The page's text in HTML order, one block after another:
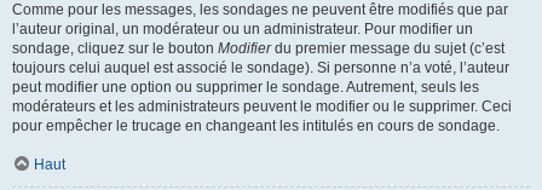
Comme pour les messages, les sondages ne peuvent être modifiés que par
l’auteur original, un modérateur ou un administrateur. Pour modifier un
sondage, cliquez sur le bouton Modifierdu premier message du sujet (c’est
toujours celui auquel est associé le sondage). Si personne n’a voté, l’auteur
peut modifier une option ou supprimer le sondage. Autrement, seuls les
modérateurs et les administrateurs peuvent le modifier ou le supprimer. Ceci
pour empêcher le trucage en changeant les intitulés en cours de sondage.
Haut